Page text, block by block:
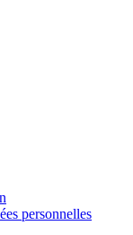
personnelles